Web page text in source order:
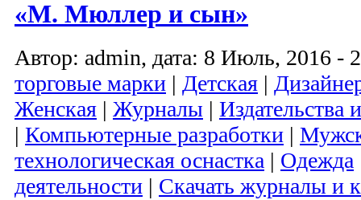
«М. Мюллер и сын»
Автор: admin, дата: 8 Июль, 2016 -
торговые марки | Детская |
Женская | Журналы | Издательства
| Компьютерные разработки |
технологическая оснастка | Одежда
деятельности | Скачать журналы и